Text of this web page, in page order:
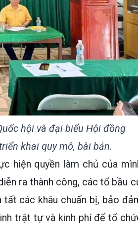
hội và đại biểu Hội đồng
khai quy mô, bài bản.
hiện quyền làm chủ của
ra thành công, các tổ bầu
tất các khâu chuẩn bị, bảo
trật tự và kinh phí để tổ